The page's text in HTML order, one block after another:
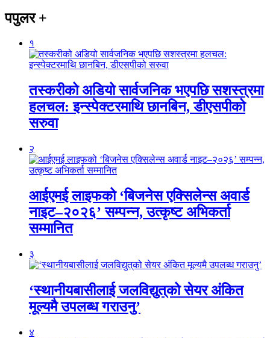
पपुलर+
१
तस्करीको अडियो सार्वजनिक भएपछि सशस्त्रमा
हलचल: इन्स्पेक्टरमाथि छानबिन, डीएसपीको
सरुवा
२
आईएमई लाइफको ‘बिजनेस एक्सिलेन्स अवार्ड
नाइट–२०२६’ सम्पन्न, उत्कृष्ट अभिकर्ता
सम्मानित
३
‘स्थानीयबासीलाई जलविद्युत्‌को सेयर अंकित
मूल्यमै उपलब्ध गराउनु’
४